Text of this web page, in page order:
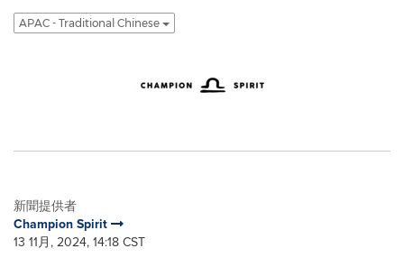
APAC - Traditional Chinese
新聞提供者
Champion Spirit
13 11月, 2024, 14:18 CST